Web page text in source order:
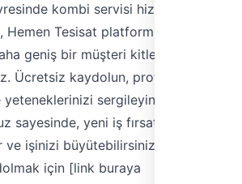
kombi servisi hizmeti
Hemen Tesisat platformunda
geniş bir müşteri kitlesine
Ücretsiz kaydolun, profilinizi
sergileyin.
sayesinde, yeni iş fırsatları
ve işinizi büyütebilirsiniz.
için [link buraya